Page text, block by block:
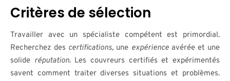
Critères de sélection
Travailler avec un spécialiste compétent est primordial.
Recherchez des certifications, une expérienceavérée et une
solide réputation. Les couvreurs certifiés et expérimentés
savent comment traiter diverses situations et problèmes.